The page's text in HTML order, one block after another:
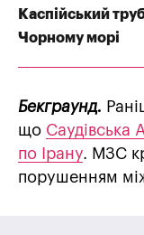
Каспійський
Чорному морі
Бекграунд.
що Саудівська
по Ірану. МЗС
порушенням